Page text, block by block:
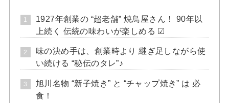
1927年創業の “超老舗” 焼鳥屋さん！ 90年以
上続く 伝統の味わいが楽しめる ☑
味の決め手は、創業時より 継ぎ足しながら使
い続ける “秘伝のタレ”♪
旭川名物 “新子焼き” と “チャップ焼き” は 必
食！